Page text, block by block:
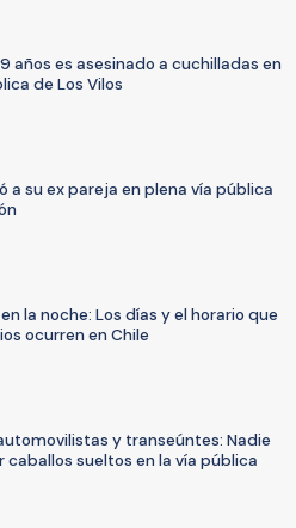
años es asesinado a cuchilladas en
de Los Vilos
a su ex pareja en plena vía pública
la noche: Los días y el horario que
ocurren en Chile
y transeúntes: Nadie
caballos sueltos en la vía pública